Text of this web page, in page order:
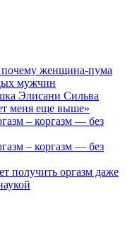
женщина-пума
мужчин
Элисани Сильва
меня еще выше»
– коргазм — без
– коргазм — без
получить оргазм даже